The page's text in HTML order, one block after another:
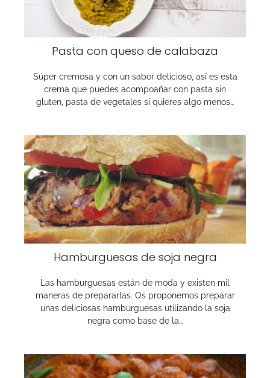
Pasta con queso de calabaza
Súper cremosa y con un sabor delicioso, así es esta
crema que puedes acompoañar con pasta sin
gluten, pasta de vegetales si quieres algo menos…
Hamburguesas de soja negra
Las hamburguesas están de moda y existen mil
maneras de prepararlas. Os proponemos preparar
unas deliciosas hamburguesas utilizando la soja
negra como base de la…